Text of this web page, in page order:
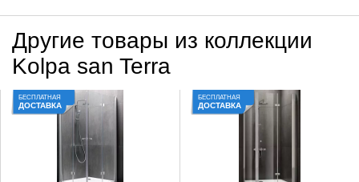
Другие товары из коллекции
Kolpa san Terra
БЕСПЛАТНАЯ
ДОСТАВКА
БЕСПЛАТНАЯ
ДОСТАВКА